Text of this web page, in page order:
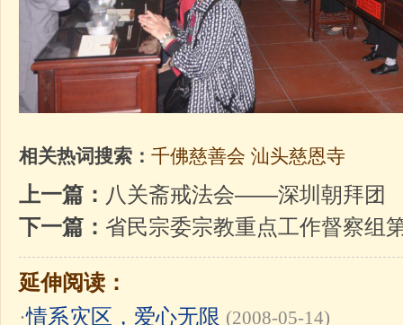
相关热词搜索： 千佛慈善会 汕头慈恩寺
上一篇： 八关斋戒法会——深圳朝拜团
下一篇： 省民宗委宗教重点工作督察组
延伸阅读：
·情系灾区，爱心无限 (2008-05-14)